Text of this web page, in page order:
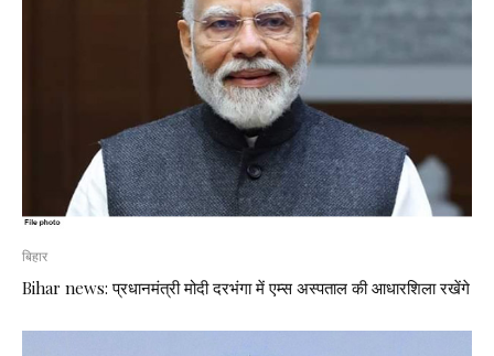
बिहार
Bihar news: प्रधानमंत्री मोदी दरभंगा में एम्स अस्पताल की आधारशिला रखेंगे